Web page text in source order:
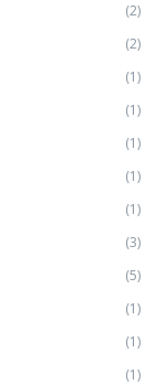
(2)
(2)
(1)
(1)
(1)
(1)
(1)
(3)
(5)
(1)
(1)
(1)